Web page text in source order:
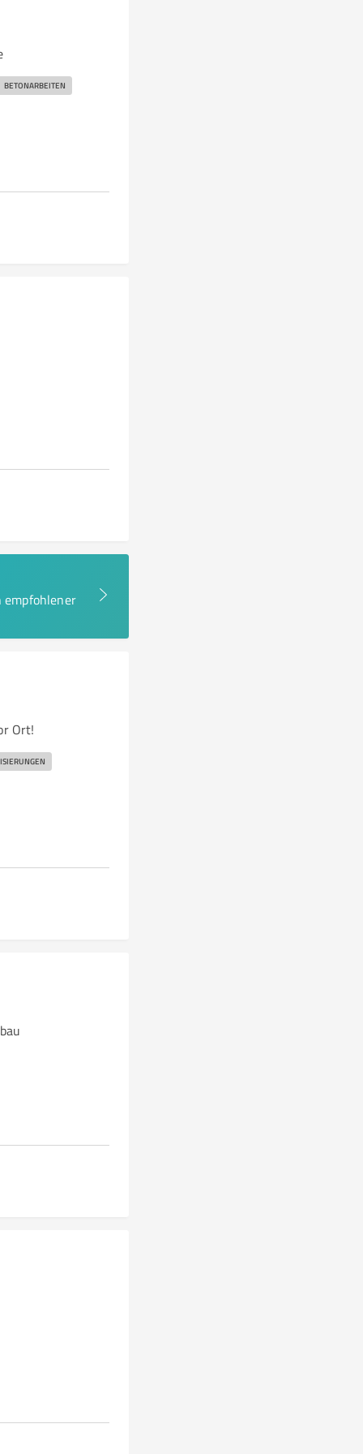
BETONARBEITEN
empfohlener
Ort!